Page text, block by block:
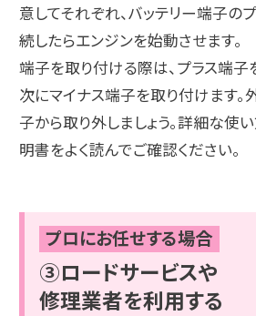
意してそれぞれ、バッテリー端子の
続したらエンジンを始動させます。
端子を取り付ける際は、プラス端子
次にマイナス端子を取り付けます。
子から取り外しましょう。詳細な使
明書をよく読んでご確認ください。
プロにお任せする場合
③ロードサービスや
修理業者を利用する